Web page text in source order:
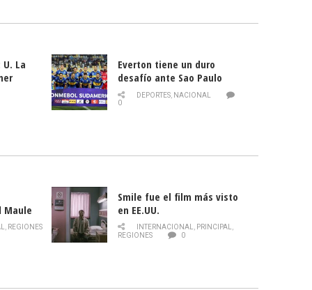
La
Everton tiene un duro
desafío ante Sao Paulo
DEPORTES, NACIONAL
0
Maule
de la
, REGIONES
Smile fue el film más visto
en EE.UU.
INTERNACIONAL, PRINCIPAL,
REGIONES
0